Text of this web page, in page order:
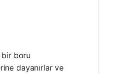
bir boru
dayanırlar ve